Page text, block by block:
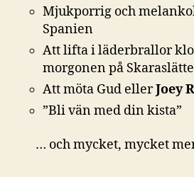
Mjukporrig och
Spanien
Att lifta i läderbrallor
morgonen på
Att möta Gud ellerJoey
”Bli vän med din kista”
… och mycket, mycket